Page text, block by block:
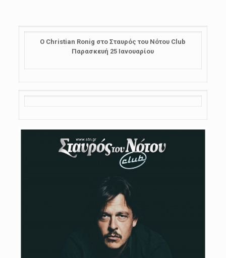
Ο Christian Ronig στο Σταυρός του Νότου Club
Παρασκευή 25 Ιανουαρίου